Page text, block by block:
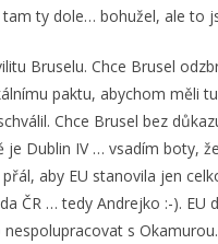
ty dole… bohužel, ale to
Bruselu. Chce Brusel
paktu, abychom měli
Chce Brusel bez
Dublin IV … vsadím boty,
aby EU stanovila jen
ČR … tedy Andrejko :-).
s